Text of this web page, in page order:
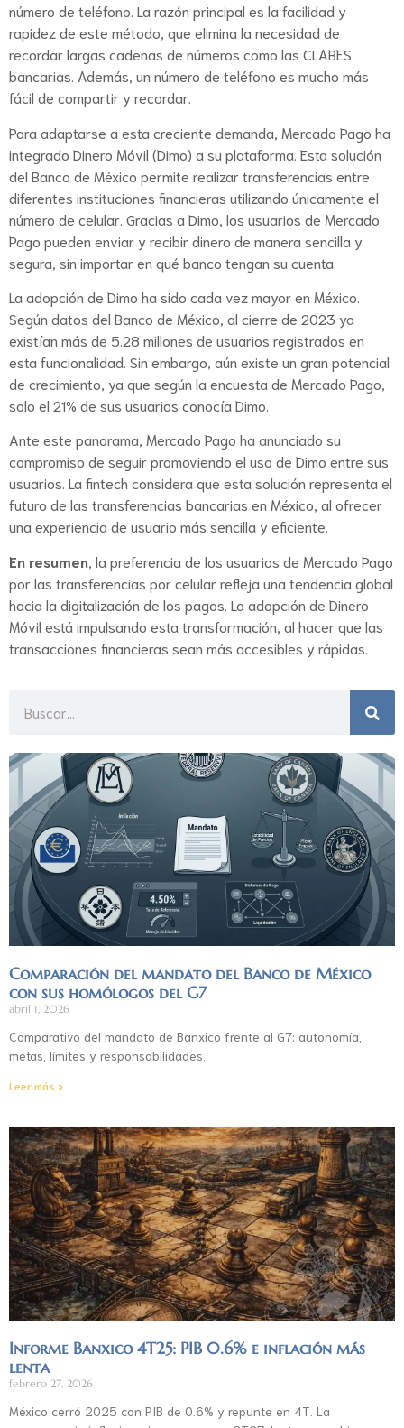
número de teléfono. La razón principal es la facilidad y
rapidez de este método, que elimina la necesidad de
recordar largas cadenas de números como las CLABES
bancarias. Además, un número de teléfono es mucho más
fácil de compartir y recordar.
Para adaptarse a esta creciente demanda, Mercado Pago ha
integrado Dinero Móvil (Dimo) a su plataforma. Esta solución
del Banco de México permite realizar transferencias entre
diferentes instituciones financieras utilizando únicamente el
número de celular. Gracias a Dimo, los usuarios de Mercado
Pago pueden enviar y recibir dinero de manera sencilla y
segura, sin importar en qué banco tengan su cuenta.
La adopción de Dimo ha sido cada vez mayor en México.
Según datos del Banco de México, al cierre de 2023 ya
existían más de 5.28 millones de usuarios registrados en
esta funcionalidad. Sin embargo, aún existe un gran potencial
de crecimiento, ya que según la encuesta de Mercado Pago,
solo el 21% de sus usuarios conocía Dimo.
Ante este panorama, Mercado Pago ha anunciado su
compromiso de seguir promoviendo el uso de Dimo entre sus
usuarios. La fintech considera que esta solución representa el
futuro de las transferencias bancarias en México, al ofrecer
una experiencia de usuario más sencilla y eficiente.
En resumen , la preferencia de los usuarios de Mercado Pago
por las transferencias por celular refleja una tendencia global
hacia la digitalización de los pagos. La adopción de Dinero
Móvil está impulsando esta transformación, al hacer que las
transacciones financieras sean más accesibles y rápidas.
Comparación del mandato del Banco de México
con sus homólogos del G7
abril 1, 2026
Comparativo del mandato de Banxico frente al G7: autonomía,
metas, límites y responsabilidades.
Leer más »
Informe Banxico 4T25: PIB 0.6% e inflación más
lenta
febrero 27, 2026
México cerró 2025 con PIB de 0.6% y repunte en 4T. La